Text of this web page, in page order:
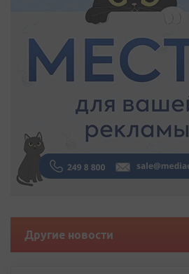
Другие новости